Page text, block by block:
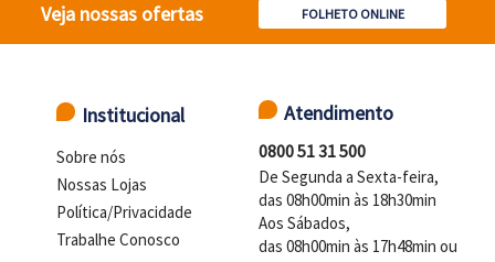
Veja nossas ofertas FOLHETO ONLINE
Institucional
Sobre nós
Nossas Lojas
Política/Privacidade
Trabalhe Conosco
Atendimento
0800 51 31 500
De Segunda a Sexta-feira,
das 08h00min às 18h30min
Aos Sábados,
das 08h00min às 17h48min ou